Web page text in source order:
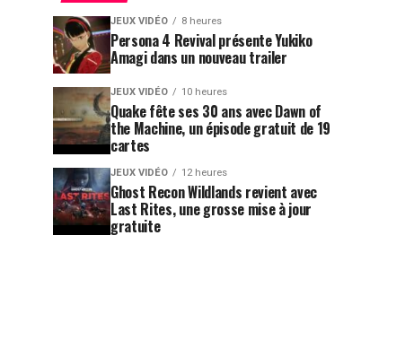
JEUX VIDÉO 8 heures
Persona 4 Revival présente Yukiko
Amagi dans un nouveau trailer
JEUX VIDÉO 10 heures
Quake fête ses 30 ans avec Dawn of
the Machine, un épisode gratuit de 19
cartes
JEUX VIDÉO 12 heures
Ghost Recon Wildlands revient avec
Last Rites, une grosse mise à jour
gratuite